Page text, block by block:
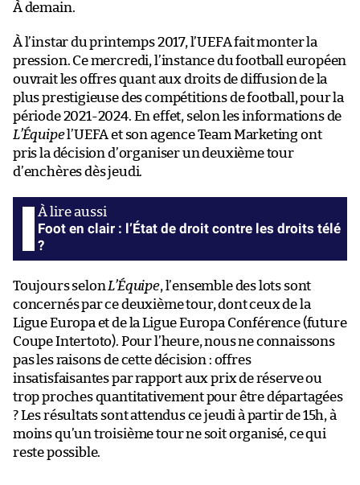
À demain.
À l’instar du printemps 2017, l’UEFA fait monter la
pression. Ce mercredi, l’instance du football européen
ouvrait les offres quant aux droits de diffusion de la
plus prestigieuse des compétitions de football, pour la
période 2021-2024. En effet, selon les informations de
L’Équipel’UEFA et son agence Team Marketing ont
pris la décision d’organiser un deuxième tour
d’enchères dès jeudi.
Foot en clair : l’État de droit contre les droits télé
?
Toujours selon L’Équipe, l’ensemble des lots sont
concernés par ce deuxième tour, dont ceux de la
Ligue Europa et de la Ligue Europa Conférence (future
Coupe Intertoto). Pour l’heure, nous ne connaissons
pas les raisons de cette décision : offres
insatisfaisantes par rapport aux prix de réserve ou
trop proches quantitativement pour être départagées
? Les résultats sont attendus ce jeudi à partir de 15h, à
moins qu’un troisième tour ne soit organisé, ce qui
reste possible.